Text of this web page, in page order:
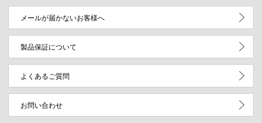
メールが届かないお客様へ
製品保証について
よくあるご質問
お問い合わせ